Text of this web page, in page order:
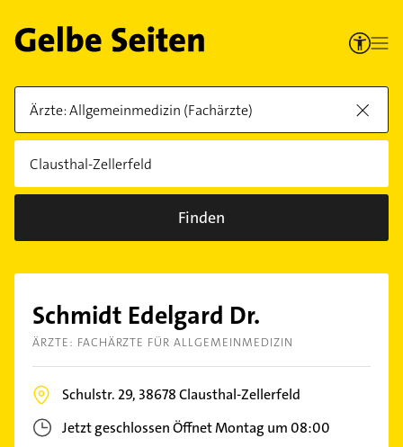
Finden
Schmidt Edelgard Dr.
ÄRZTE: FACHÄRZTE FÜR ALLGEMEINMEDIZIN
Schulstr. 29, 38678Clausthal-Zellerfeld
Jetzt geschlossenÖffnet Montag um 08:00